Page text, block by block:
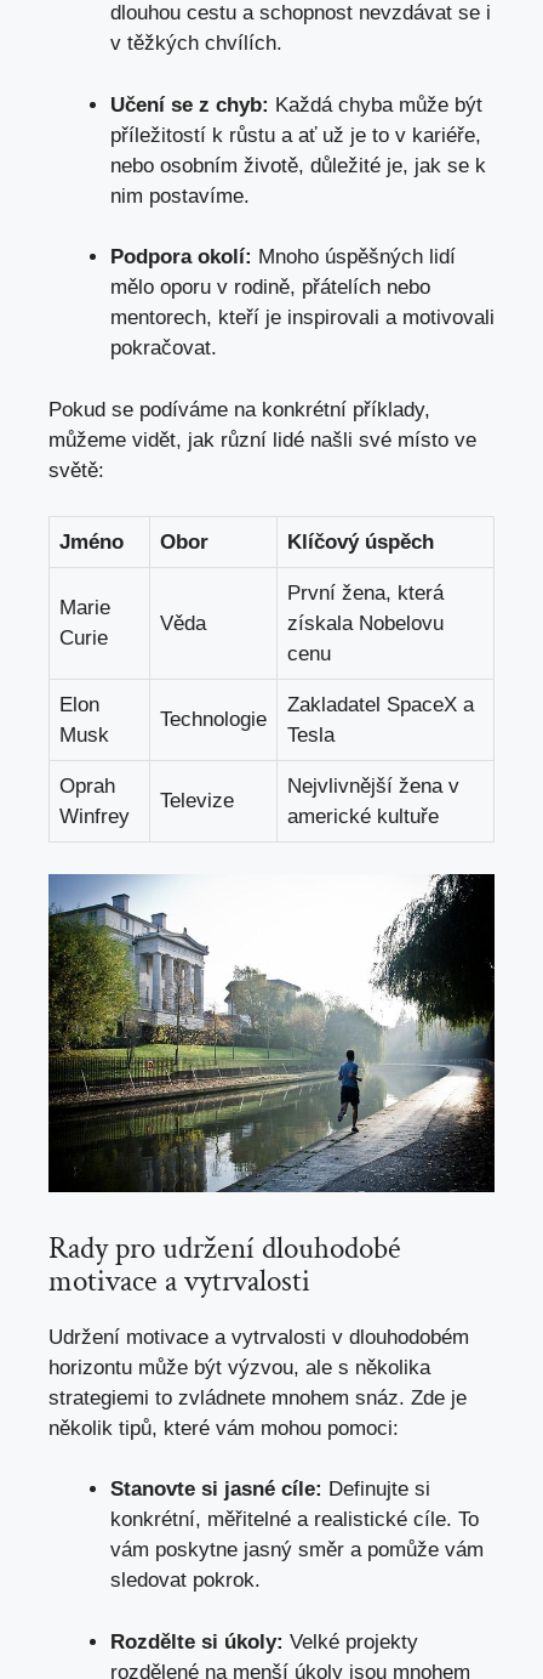
dlouhou cestu a schopnost nevzdávat se i
v těžkých chvílích.
Učení se z chyb: Každá chyba může být
příležitostí k růstu a ať už je to v kariéře,
nebo osobním životě, důležité je, jak se k
nim postavíme.
Podpora okolí: Mnoho úspěšných lidí
mělo oporu v rodině, přátelích nebo
mentorech, kteří je inspirovali a motivovali
pokračovat.
Pokud se podíváme na konkrétní příklady,
můžeme vidět, jak různí lidé našli své místo ve
světě:
Jméno Obor Klíčový úspěch
Marie
Curie
Věda
První žena, která
získala Nobelovu
cenu
Elon
Musk
Technologie
Zakladatel SpaceX a
Tesla
Oprah
Winfrey
Televize
Nejvlivnější žena v
americké kultuře
Rady pro udržení dlouhodobé
motivace a vytrvalosti
Udržení motivace a vytrvalosti v dlouhodobém
horizontu může být výzvou, ale s několika
strategiemi to zvládnete mnohem snáz. Zde je
několik tipů, které vám mohou pomoci:
Stanovte si jasné cíle: Definujte si
konkrétní, měřitelné a realistické cíle. To
vám poskytne jasný směr a pomůže vám
sledovat pokrok.
Rozdělte si úkoly: Velké projekty
rozdělené na menší úkoly jsou mnohem